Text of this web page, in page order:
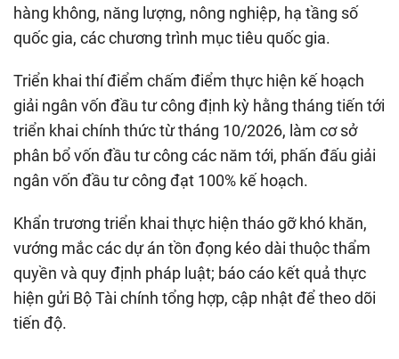
hàng không, năng lượng, nông nghiệp, hạ tầng số
quốc gia, các chương trình mục tiêu quốc gia.
Triển khai thí điểm chấm điểm thực hiện kế hoạch
giải ngân vốn đầu tư công định kỳ hằng tháng tiến tới
triển khai chính thức từ tháng 10/2026, làm cơ sở
phân bổ vốn đầu tư công các năm tới, phấn đấu giải
ngân vốn đầu tư công đạt 100% kế hoạch.
Khẩn trương triển khai thực hiện tháo gỡ khó khăn,
vướng mắc các dự án tồn đọng kéo dài thuộc thẩm
quyền và quy định pháp luật; báo cáo kết quả thực
hiện gửi Bộ Tài chính tổng hợp, cập nhật để theo dõi
tiến độ.